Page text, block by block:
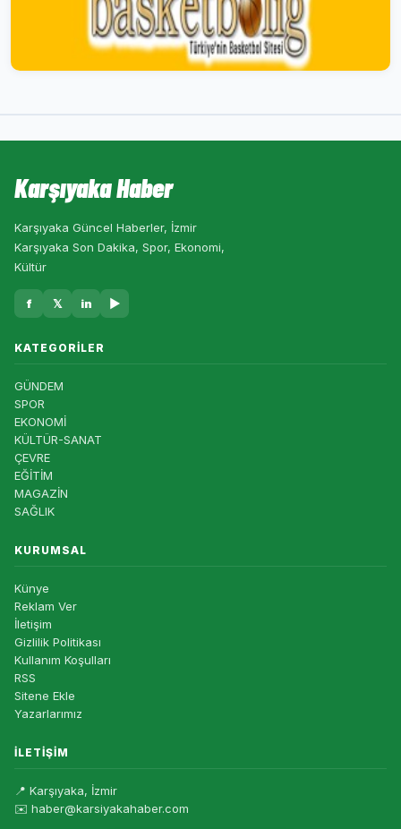
Karşıyaka Haber
Karşıyaka Güncel Haberler, İzmir
Karşıyaka Son Dakika, Spor, Ekonomi,
Kültür
f 𝕏 in ▶
KATEGORILER
GÜNDEM
SPOR
EKONOMİ
KÜLTÜR-SANAT
ÇEVRE
EĞİTİM
MAGAZİN
SAĞLIK
KURUMSAL
Künye
Reklam Ver
İletişim
Gizlilik Politikası
Kullanım Koşulları
RSS
Sitene Ekle
Yazarlarımız
İLETIŞIM
📍 Karşıyaka, İzmir
✉️ haber@karsiyakahaber.com